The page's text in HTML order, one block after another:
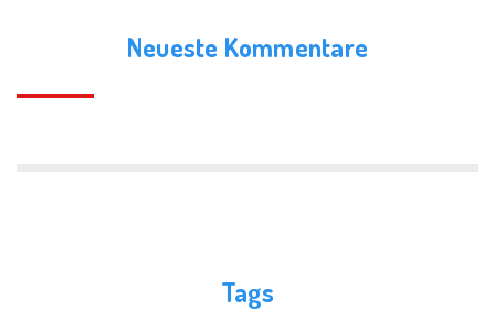
Neueste Kommentare
Tags